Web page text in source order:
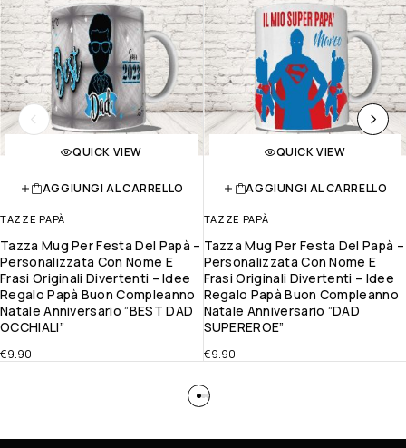
QUICK VIEW
AGGIUNGI AL CARRELLO
TAZZE PAPÀ
Tazza Mug Per Festa Del Papà –
Personalizzata Con Nome E
Frasi Originali Divertenti – Idee
Regalo Papà Buon Compleanno
Natale Anniversario ”BEST DAD
OCCHIALI”
€9.90
QUICK VIEW
AGGIUNGI AL CARRELLO
TAZZE PAPÀ
Tazza Mug Per Festa Del Papà –
Personalizzata Con Nome E
Frasi Originali Divertenti – Idee
Regalo Papà Buon Compleanno
Natale Anniversario ”DAD
SUPEREROE”
€9.90